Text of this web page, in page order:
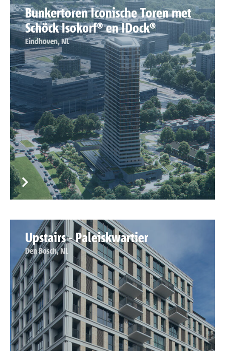
Bunkertoren Iconische Toren met
Schöck Isokorf® en IDock®
Eindhoven, NL
Upstairs - Paleiskwartier
Den Bosch, NL